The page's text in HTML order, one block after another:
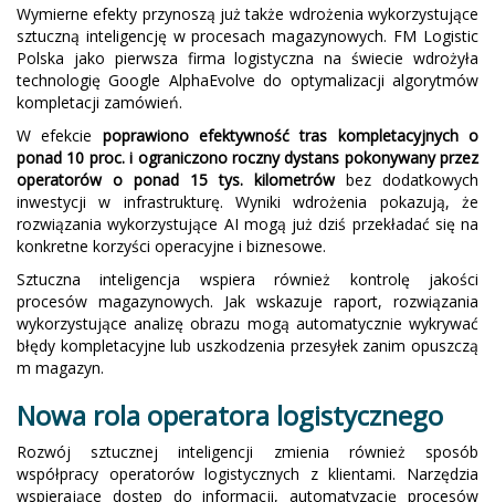
Wymierne efekty przynoszą już także wdrożenia wykorzystujące
sztuczną inteligencję w procesach magazynowych. FM Logistic
Polska jako pierwsza firma logistyczna na świecie wdrożyła
technologię Google AlphaEvolve do optymalizacji algorytmów
kompletacji zamówień.
W efekcie poprawiono efektywność tras kompletacyjnych o
ponad 10 proc. i ograniczono roczny dystans pokonywany przez
operatorów o ponad 15 tys. kilometrówbez dodatkowych
inwestycji w infrastrukturę. Wyniki wdrożenia pokazują, że
rozwiązania wykorzystujące AI mogą już dziś przekładać się na
konkretne korzyści operacyjne i biznesowe.
Sztuczna inteligencja wspiera również kontrolę jakości
procesów magazynowych. Jak wskazuje raport, rozwiązania
wykorzystujące analizę obrazu mogą automatycznie wykrywać
błędy kompletacyjne lub uszkodzenia przesyłek zanim opuszczą
m magazyn.
Nowa rola operatora logistycznego
Rozwój sztucznej inteligencji zmienia również sposób
współpracy operatorów logistycznych z klientami. Narzędzia
wspierające dostęp do informacji, automatyzację procesów